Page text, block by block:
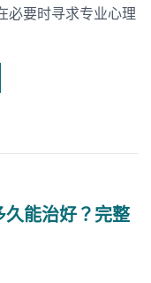
必要时寻求专业心理
久能治好？完整